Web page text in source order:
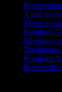
Bezzecchi
A qué hora
Zarco se
Resultado
Silverstone
Trackhouse
Resultado
Bezzecchi: